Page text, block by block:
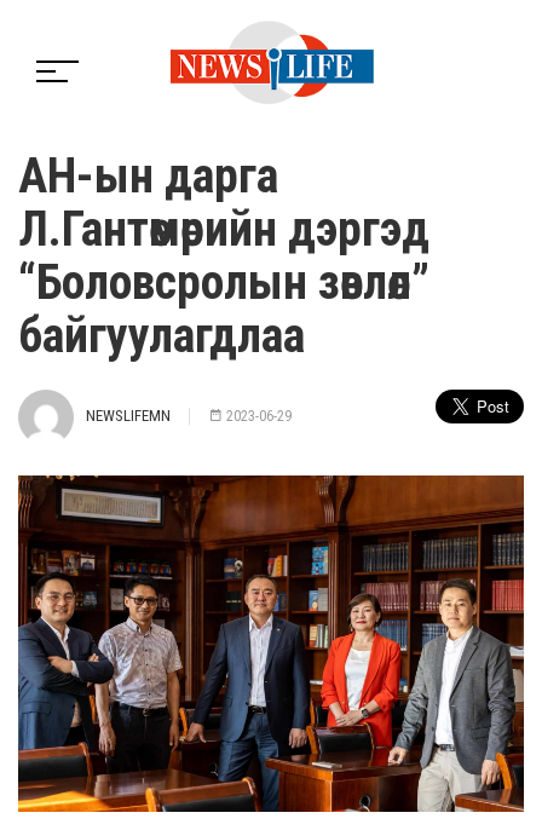
АН-ын дарга
Л.Гантөмөрийн дэргэд
“Боловсролын зөвлөл”
байгуулагдлаа
NEWSLIFEMN 2023-06-29